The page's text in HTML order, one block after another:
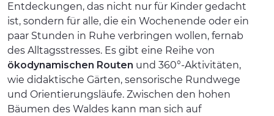
Entdeckungen, das nicht nur für Kinder gedacht
ist, sondern für alle, die ein Wochenende oder ein
paar Stunden in Ruhe verbringen wollen, fernab
des Alltagsstresses. Es gibt eine Reihe von
ökodynamischen Routen und 360°-Aktivitäten,
wie didaktische Gärten, sensorische Rundwege
und Orientierungsläufe. Zwischen den hohen
Bäumen des Waldes kann man sich auf